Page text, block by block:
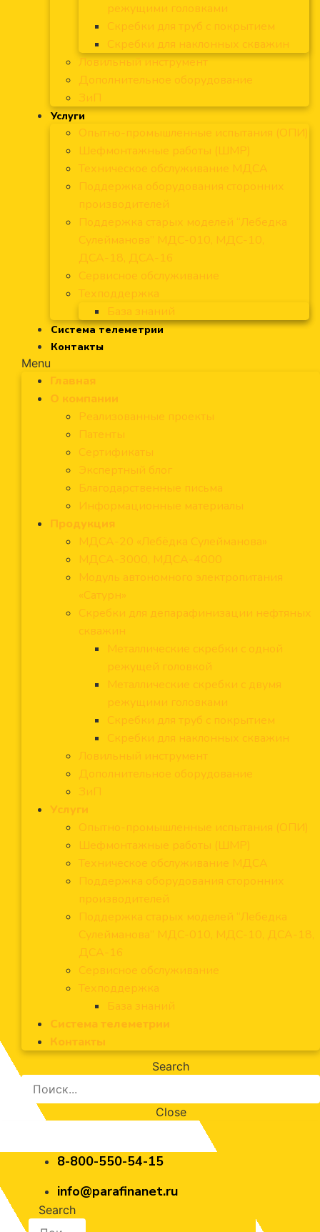
режущими головками
Скребки для труб с покрытием
Скребки для наклонных скважин
Ловильный инструмент
Дополнительное оборудование
ЗиП
Услуги
Опытно-промышленные испытания (ОПИ)
Шефмонтажные работы (ШМР)
Техническое обслуживание МДСА
Поддержка оборудования сторонних
производителей
Поддержка старых моделей “Лебедка
Сулейманова” МДС-010, МДС-10,
ДСА-18, ДСА-16
Сервисное обслуживание
Техподдержка
База знаний
Система телеметрии
Контакты
Menu
Главная
О компании
Реализованные проекты
Патенты
Сертификаты
Экспертный блог
Благодарственные письма
Информационные материалы
Продукция
МДСА-20 «Лебёдка Сулейманова»
МДСА-3000, МДСА-4000
Модуль автономного электропитания
«Сатурн»
Скребки для депарафинизации нефтяных
скважин
Металлические скребки с одной
режущей головкой
Металлические скребки с двумя
режущими головками
Скребки для труб с покрытием
Скребки для наклонных скважин
Ловильный инструмент
Дополнительное оборудование
ЗиП
Услуги
Опытно-промышленные испытания (ОПИ)
Шефмонтажные работы (ШМР)
Техническое обслуживание МДСА
Поддержка оборудования сторонних
производителей
Поддержка старых моделей “Лебедка
Сулейманова” МДС-010, МДС-10, ДСА-18,
ДСА-16
Сервисное обслуживание
Техподдержка
База знаний
Система телеметрии
Контакты
Search
Close
8-800-550-54-15
info@parafinanet.ru
Search